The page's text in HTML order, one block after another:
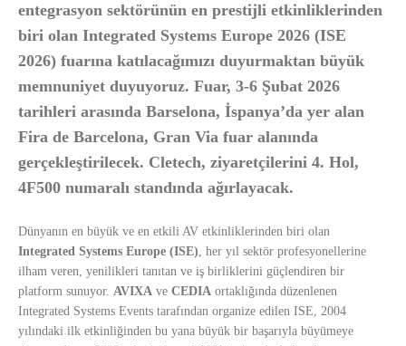
entegrasyon sektörünün en prestijli etkinliklerinden
biri olan Integrated Systems Europe 2026 (ISE
2026) fuarına katılacağımızı duyurmaktan büyük
memnuniyet duyuyoruz. Fuar, 3-6 Şubat 2026
tarihleri arasında Barselona, İspanya’da yer alan
Fira de Barcelona, Gran Via fuar alanında
gerçekleştirilecek. Cletech, ziyaretçilerini 4. Hol,
4F500 numaralı standında ağırlayacak.
Dünyanın en büyük ve en etkili AV etkinliklerinden biri olan
Integrated Systems Europe (ISE) , her yıl sektör profesyonellerine
ilham veren, yenilikleri tanıtan ve iş birliklerini güçlendiren bir
platform sunuyor. AVIXA ve CEDIA ortaklığında düzenlenen
Integrated Systems Events tarafından organize edilen ISE, 2004
yılındaki ilk etkinliğinden bu yana büyük bir başarıyla büyümeye